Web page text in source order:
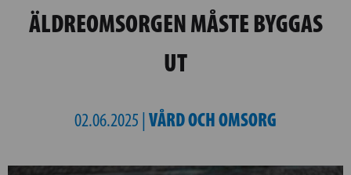
ÄLDREOMSORGEN MÅSTE BYGGAS
UT
02.06.2025 | VÅRD OCH OMSORG